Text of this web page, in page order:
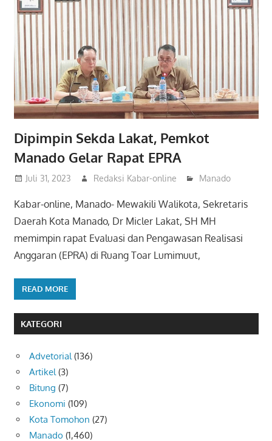
Dipimpin Sekda Lakat, Pemkot
Manado Gelar Rapat EPRA
Juli 31, 2023 Redaksi Kabar-online Manado
Kabar-online, Manado- Mewakili Walikota, Sekretaris
Daerah Kota Manado, Dr Micler Lakat, SH MH
memimpin rapat Evaluasi dan Pengawasan Realisasi
Anggaran (EPRA) di Ruang Toar Lumimuut,
READ MORE
KATEGORI
Advetorial (136)
Artikel (3)
Bitung (7)
Ekonomi (109)
Kota Tomohon (27)
Manado (1,460)